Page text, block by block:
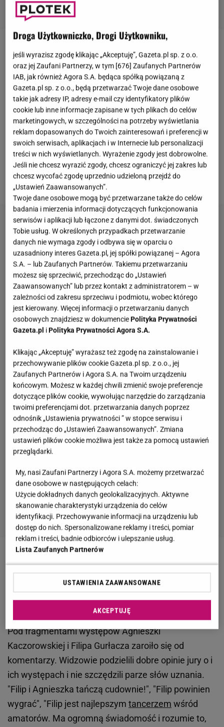
Kolejny odcinek "Tańca z gwiazdami" dobiegł końca.
Po siódmym odcinku z programem pożegnali
się Michał Barczak i Magda Tarnowska. Co
natomiast nie jest żadnym zaskoczeniem, do
ćwierćfinału zakwalifikowali sięFilip Gurłaczi
Agnieszka Kaczorowska, którzy za fokstrota i cha-
chę otrzymali odpowiednio 38 i 40 punktów. I tym
razem widzowie bacznie śledzili emocje podczas
występów pary. Jesteście ciekawi, czego się
dopatrzyli?
"Taniec z gwiazdami". Widzowie nie odpuszczają
Agnieszce Kaczorowskiej
Pod fragmentami występów Agnieszki
Kaczorowskiej i Filipa Gurłacza zaroiło się od
komentarzy. Widzowie podzielili dobre opinie jury o i
ich występach i nie szczędzili parze słów uznania.
"Filip i Agnieszka tańczą cudownie!", "Filip powinien
wygrać", "Filip jest najlepszym tancerzem wśród
amatorów. Ma ogromną świadomość i rozumie to,
Droga Użytkowniczko, Drogi Użytkowniku,
jeśli wyrazisz zgodę klikając „Akceptuję”, Gazeta.pl sp. z o.o.
oraz jej Zaufani Partnerzy, w tym [676] Zaufanych Partnerów
IAB, jak również Agora S.A. będąca spółką powiązaną z
Gazeta.pl sp. z o.o., będą przetwarzać Twoje dane osobowe
takie jak adresy IP, adresy e-mail czy identyfikatory plików
cookie lub inne informacje zapisane w tych plikach do celów
marketingowych, w szczególności na potrzeby wyświetlania
reklam dopasowanych do Twoich zainteresowań i preferencji w
swoich serwisach, aplikacjach i w Internecie lub personalizacji
treści w nich wyświetlanych. Wyrażenie zgody jest dobrowolne.
Jeśli nie chcesz wyrazić zgody, chcesz ograniczyć jej zakres lub
chcesz wycofać zgodę uprzednio udzieloną przejdź do
„Ustawień Zaawansowanych”.
Twoje dane osobowe mogą być przetwarzane także do celów
badania i mierzenia informacji dotyczących funkcjonowania
serwisów i aplikacji lub łączone z danymi dot. świadczonych
Tobie usług. W określonych przypadkach przetwarzanie
danych nie wymaga zgody i odbywa się w oparciu o
uzasadniony interes Gazeta.pl, jej spółki powiązanej – Agora
S.A. – lub Zaufanych Partnerów. Takiemu przetwarzaniu
możesz się sprzeciwić, przechodząc do „Ustawień
Zaawansowanych” lub przez kontakt z administratorem – w
zależności od zakresu sprzeciwu i podmiotu, wobec którego
jest kierowany. Więcej informacji o przetwarzaniu danych
osobowych znajdziesz w dokumencie Polityka Prywatności
Gazeta.pl i Polityka Prywatności Agora S.A.
Klikając „Akceptuję” wyrażasz też zgodę na zainstalowanie i
przechowywanie plików cookie Gazeta.pl sp. z o.o., jej
Zaufanych Partnerów i Agora S.A. na Twoim urządzeniu
końcowym. Możesz w każdej chwili zmienić swoje preferencje
dotyczące plików cookie, wywołując narzędzie do zarządzania
twoimi preferencjami dot. przetwarzania danych poprzez
odnośnik „Ustawienia prywatności ” w stopce serwisu i
przechodząc do „Ustawień Zaawansowanych”. Zmiana
ustawień plików cookie możliwa jest także za pomocą ustawień
przeglądarki.
My, nasi Zaufani Partnerzy i Agora S.A. możemy przetwarzać
dane osobowe w następujących celach:
Użycie dokładnych danych geolokalizacyjnych. Aktywne
skanowanie charakterystyki urządzenia do celów
identyfikacji. Przechowywanie informacji na urządzeniu lub
dostęp do nich. Spersonalizowane reklamy i treści, pomiar
reklam i treści, badnie odbiorców i ulepszanie usług.
Lista Zaufanych Partnerów
USTAWIENIA ZAAWANSOWANE
AKCEPTUJĘ